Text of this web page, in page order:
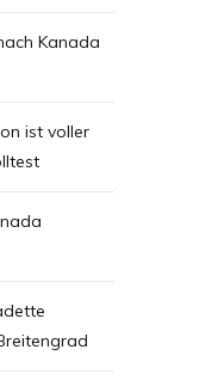
Kanada
ist voller